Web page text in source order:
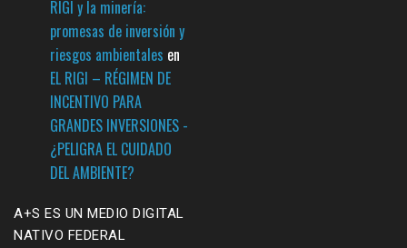
RIGI y la minería:
promesas de inversión y
riesgos ambientales en
EL RIGI – RÉGIMEN DE
INCENTIVO PARA
GRANDES INVERSIONES -
¿PELIGRA EL CUIDADO
DEL AMBIENTE?
A+S ES UN MEDIO DIGITAL
NATIVO FEDERAL